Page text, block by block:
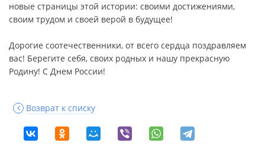
новые страницы этой истории: своими достижениями,
своим трудом и своей верой в будущее!
Дорогие соотечественники, от всего сердца поздравляем
вас! Берегите себя, своих родных и нашу прекрасную
Родину! С Днем России!
Возврат к списку